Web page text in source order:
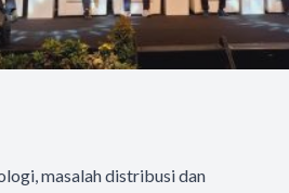
masalah distribusi dan